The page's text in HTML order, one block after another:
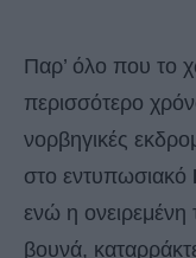
Παρ’ όλο που το
περισσότερο
νορβηγικές
στο εντυπωσιακό
ενώ η
βουνά,